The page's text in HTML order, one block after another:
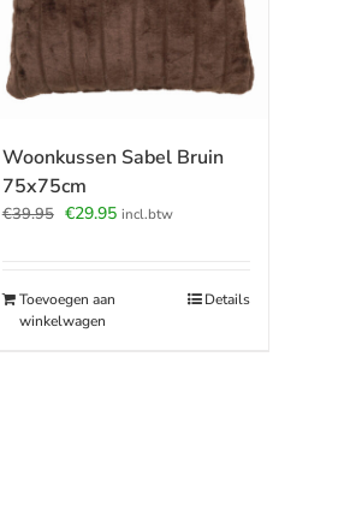
Woonkussen Sabel Bruin
75x75cm
€39.95 Oorspronkelijke
€29.95Huidige
incl.btw
Toevoegen aan
winkelwagen
Details